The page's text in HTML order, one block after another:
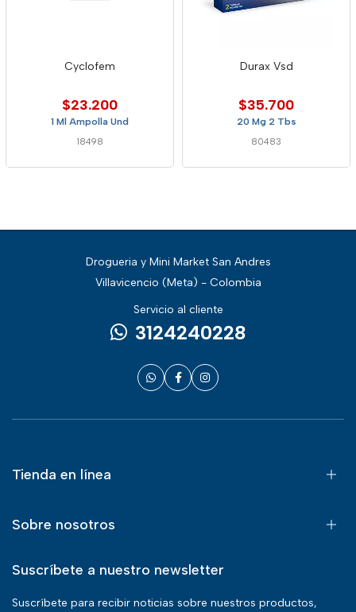
Cyclofem
$23.200
1 Ml Ampolla Und
18498
Durax Vsd
$35.700
20 Mg 2 Tbs
80483
Drogueria y Mini Market San Andres
Villavicencio (Meta) - Colombia
Servicio al cliente
3124240228
Tienda en línea
Sobre nosotros
Suscríbete a nuestro newsletter
Suscríbete para recibir noticias sobre nuestros productos,